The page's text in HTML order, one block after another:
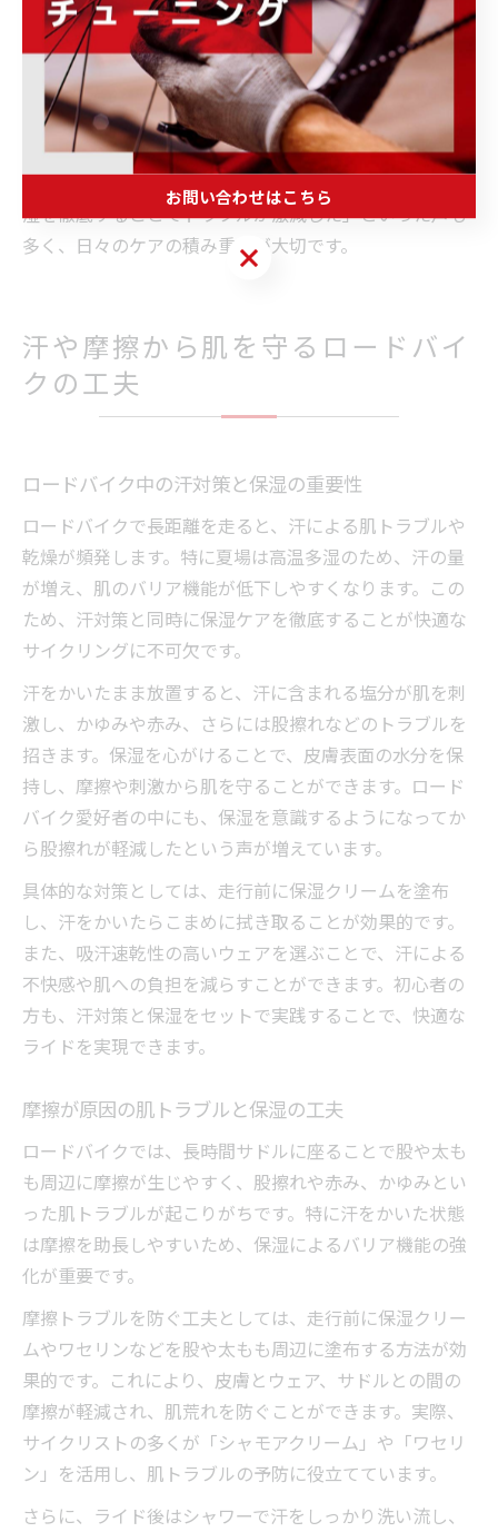
が乾燥しやすい冬場は、特に保湿を意識することで「冬
自転車 肌荒れ」のリスクを下げられます。
注意点として、走行中に痛みや違和感を感じた際は、無
理をせず休憩し、必要に応じて再度クリームを塗り直し
てください。こうした細かな配慮が、快適なサイクリン
グライフにつながります。経験者からは「走行前後の保
湿を徹底することでトラブルが激減した」といった声も
多く、日々のケアの積み重ねが大切です。
汗や摩擦から肌を守るロードバイ
クの工夫
ロードバイク中の汗対策と保湿の重要性
ロードバイクで長距離を走ると、汗による肌トラブルや
乾燥が頻発します。特に夏場は高温多湿のため、汗の量
が増え、肌のバリア機能が低下しやすくなります。この
ため、汗対策と同時に保湿ケアを徹底することが快適な
サイクリングに不可欠です。
汗をかいたまま放置すると、汗に含まれる塩分が肌を刺
激し、かゆみや赤み、さらには股擦れなどのトラブルを
招きます。保湿を心がけることで、皮膚表面の水分を保
持し、摩擦や刺激から肌を守ることができます。ロード
バイク愛好者の中にも、保湿を意識するようになってか
ら股擦れが軽減したという声が増えています。
具体的な対策としては、走行前に保湿クリームを塗布
し、汗をかいたらこまめに拭き取ることが効果的です。
また、吸汗速乾性の高いウェアを選ぶことで、汗による
不快感や肌への負担を減らすことができます。初心者の
方も、汗対策と保湿をセットで実践することで、快適な
ライドを実現できます。
摩擦が原因の肌トラブルと保湿の工夫
ロードバイクでは、長時間サドルに座ることで股や太も
も周辺に摩擦が生じやすく、股擦れや赤み、かゆみとい
った肌トラブルが起こりがちです。特に汗をかいた状態
は摩擦を助長しやすいため、保湿によるバリア機能の強
化が重要です。
摩擦トラブルを防ぐ工夫としては、走行前に保湿クリー
ムやワセリンなどを股や太もも周辺に塗布する方法が効
果的です。これにより、皮膚とウェア、サドルとの間の
摩擦が軽減され、肌荒れを防ぐことができます。実際、
サイクリストの多くが「シャモアクリーム」や「ワセリ
ン」を活用し、肌トラブルの予防に役立てています。
さらに、ライド後はシャワーで汗をしっかり洗い流し、
お問い合わせはこちら
お問い合わせはこちら